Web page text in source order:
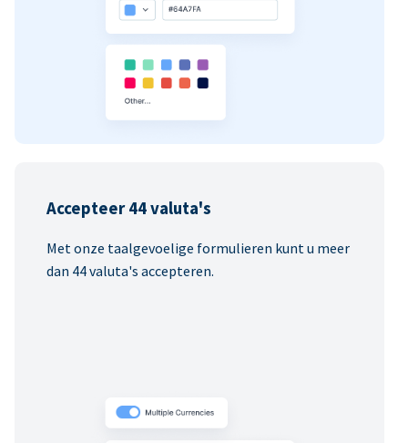
Accepteer 44 valuta's
Met onze taalgevoelige formulieren kunt u meer
dan 44 valuta's accepteren.